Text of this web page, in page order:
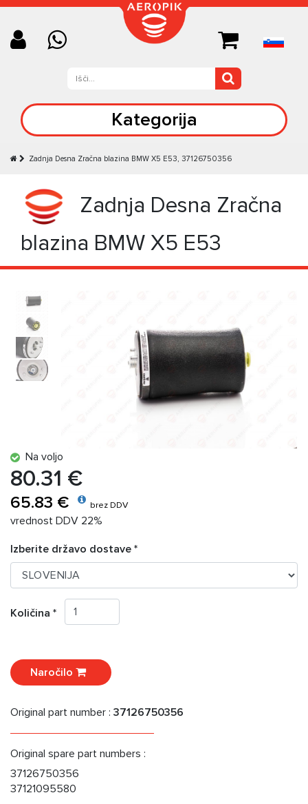
Kategorija
Zadnja Desna Zračna blazina BMW X5 E53, 37126750356
Zadnja Desna Zračna
blazina BMW X5 E53
Na voljo
80.31 €
65.83 € brez DDV
vrednost DDV 22%
Izberite državo dostave *
Količina *
Naročilo
Original part number : 37126750356
Original spare part numbers :
37126750356
37121095580